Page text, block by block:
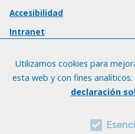
Accesibilidad
Intranet
Utilizamos cookies para
esta web y con fines
declaración